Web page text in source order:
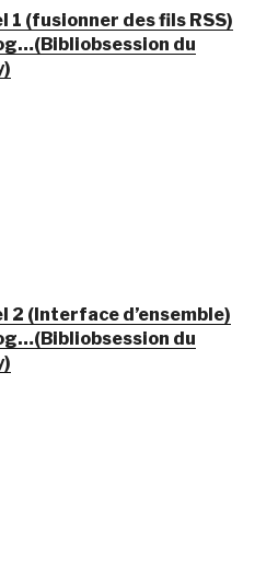
1 (fusionner des fils RSS)
du
2 (Interface d’ensemble)
du